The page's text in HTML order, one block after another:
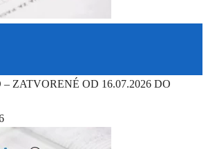
ZATVORENÉ OD 16.07.2026 DO